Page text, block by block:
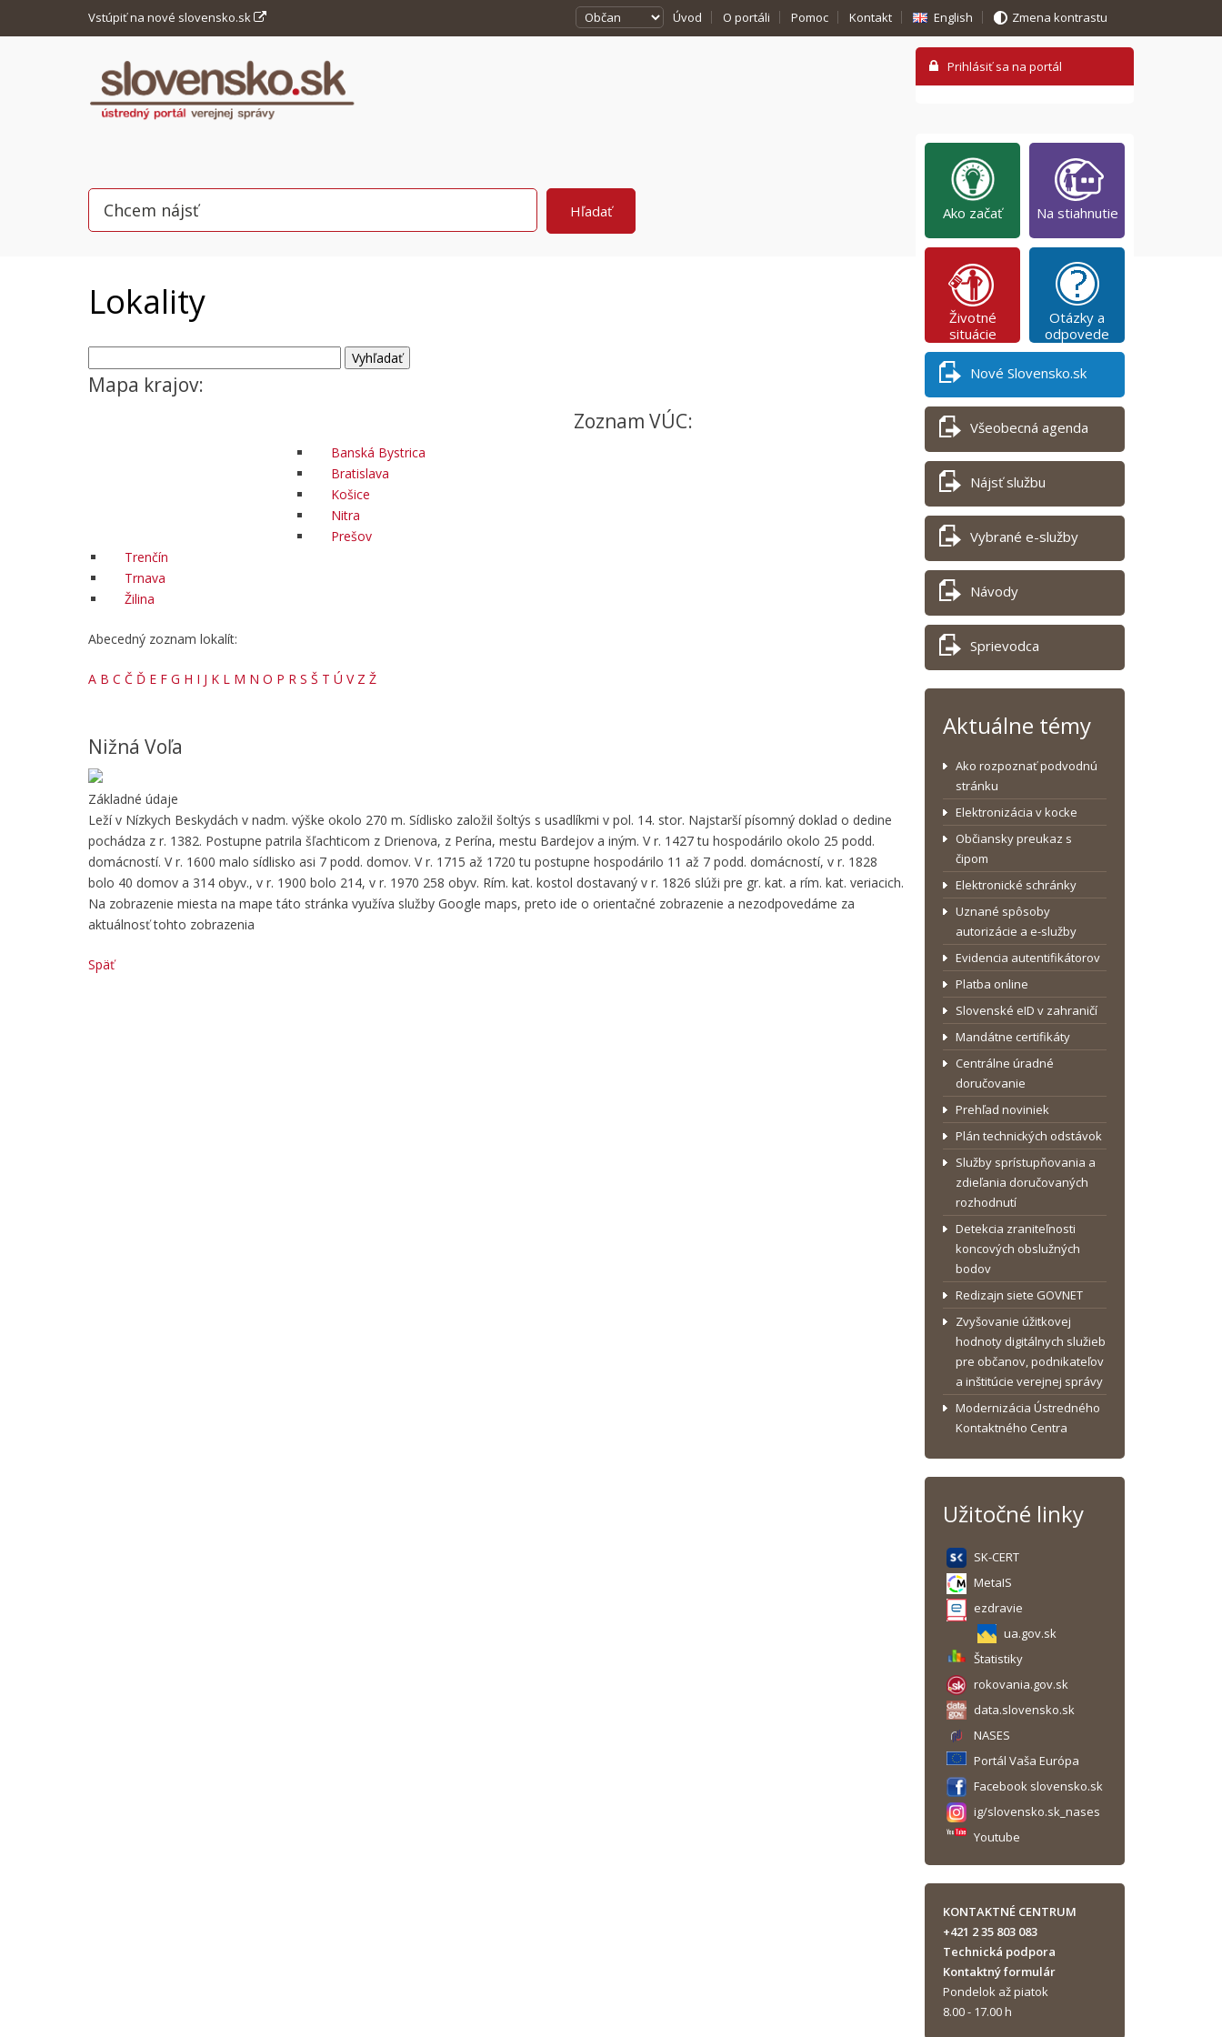
Vstúpiť na nové slovensko.sk Úvod O portáli Pomoc Kontakt English Zmena kontrastu
Lokality
Mapa krajov:
Zoznam VÚC:
Banská Bystrica
Bratislava
Košice
Nitra
Prešov
Trenčín
Trnava
Žilina
Abecedný zoznam lokalít:
A B C Č Ď E F G H I J K L M N O P R S Š T Ú V Z Ž
Nižná Voľa
Základné údaje
Leží v Nízkych Beskydách v nadm. výške okolo 270 m. Sídlisko založil šoltýs s usadlíkmi v pol. 14. stor. Najstarší písomný doklad o dedine
pochádza z r. 1382. Postupne patrila šľachticom z Drienova, z Perína, mestu Bardejov a iným. V r. 1427 tu hospodárilo okolo 25 podd.
domácností. V r. 1600 malo sídlisko asi 7 podd. domov. V r. 1715 až 1720 tu postupne hospodárilo 11 až 7 podd. domácností, v r. 1828
bolo 40 domov a 314 obyv., v r. 1900 bolo 214, v r. 1970 258 obyv. Rím. kat. kostol dostavaný v r. 1826 slúži pre gr. kat. a rím. kat. veriacich.
Na zobrazenie miesta na mape táto stránka využíva služby Google maps, preto ide o orientačné zobrazenie a nezodpovedáme za
aktuálnosť tohto zobrazenia
Späť
Ako začať Na stiahnutie
Životné
situácie
Otázky a
odpovede
Nové Slovensko.sk
Všeobecná agenda
Nájsť službu
Vybrané e-služby
Návody
Sprievodca
Aktuálne témy
Ako rozpoznať podvodnú
stránku
Elektronizácia v kocke
Občiansky preukaz s
čipom
Elektronické schránky
Uznané spôsoby
autorizácie a e-služby
Evidencia autentifikátorov
Platba online
Slovenské eID v zahraničí
Mandátne certifikáty
Centrálne úradné
doručovanie
Prehľad noviniek
Plán technických odstávok
Služby sprístupňovania a
zdieľania doručovaných
rozhodnutí
Detekcia zraniteľnosti
koncových obslužných
bodov
Redizajn siete GOVNET
Zvyšovanie úžitkovej
hodnoty digitálnych služieb
pre občanov, podnikateľov
a inštitúcie verejnej správy
Modernizácia Ústredného
Kontaktného Centra
Užitočné linky
SK-CERT
MetaIS
ezdravie
ua.gov.sk
Štatistiky
rokovania.gov.sk
data.slovensko.sk
NASES
Portál Vaša Európa
Facebook slovensko.sk
ig/slovensko.sk_nases
Youtube
KONTAKTNÉ CENTRUM
+421 2 35 803 083
Technická podpora
Kontaktný formulár
Pondelok až piatok
8.00 - 17.00 h